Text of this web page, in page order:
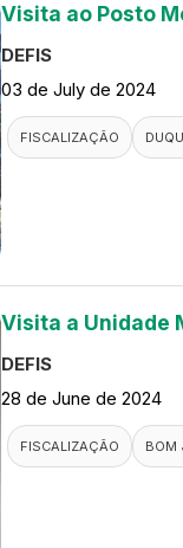
Visita ao Posto
DEFIS
03 de July de 2024
FISCALIZAÇÃO
Visita a Unidade
DEFIS
28 de June de 2024
FISCALIZAÇÃO BOM